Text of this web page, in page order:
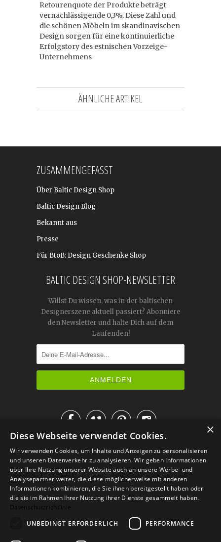
Retourenquote der Produkte beträgt
vernachlässigende 0,3%. Diese Zahl und
die schönen Möbeln im skandinavischen
Design sorgen für eine kontinuierliche
Erfolgstory des estnischen Vorzeige-
Unternehmens
ÄHNLICHE ARTIKEL
ZUSAMMENGEFASST
Über Baltic Design Shop
Baltic Design Blog
Bekannt aus
Presse
Für BtoB: Design Geschenke Shop
BALTIC DESIGN SHOP-NEWSLETTER
Willst Du wissen, was in der baltischen
Designerszene aktuell passiert? Abonniere
den Newsletter und halte Dich auf dem
Laufenden!

IM KATALOG BLÄTTERN
×
Diese Webseite verwendet Cookies.
Wir verwenden Cookies, um Inhalte und Anzeigen zu personalisieren
und unseren Datenverkehr zu analysieren. Wir geben Informationen
über Ihre Nutzung unserer Website auch an unsere Werbe- und
Analysepartner weiter, die diese möglicherweise mit anderen
Informationen kombinieren, die Sie ihnen bereitgestellt haben oder
die sie im Rahmen Ihrer Nutzung ihrer Dienste gesammelt haben.
Datenschutzrichtlinie
UNBEDINGT ERFORDERLICH
PERFORMANCE